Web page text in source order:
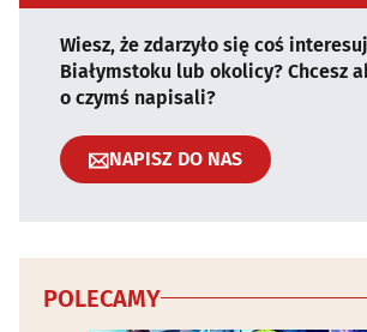
Wiesz, że zdarzyło się coś
Białymstoku lub okolicy? Chcesz
o czymś napisali?
NAPISZ DO NAS
POLECAMY